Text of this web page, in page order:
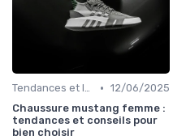
Tendances et Innovations • 12/06/2025
Chaussure mustang femme :
tendances et conseils pour
bien choisir